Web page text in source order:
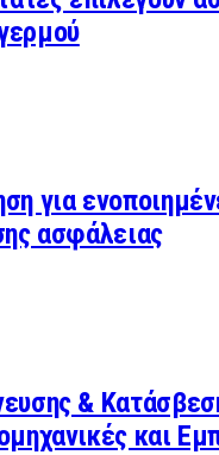
για
ασφάλειας
&
και